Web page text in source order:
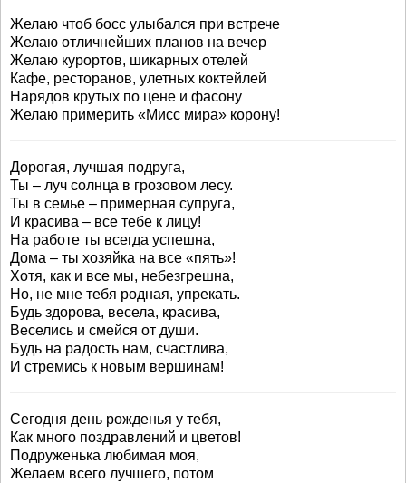
Желаю чтоб босс улыбался при встрече
Желаю отличнейших планов на вечер
Желаю курортов, шикарных отелей
Кафе, ресторанов, улетных коктейлей
Нарядов крутых по цене и фасону
Желаю примерить «Мисс мира» корону!
Дорогая, лучшая подруга,
Ты – луч солнца в грозовом лесу.
Ты в семье – примерная супруга,
И красива – все тебе к лицу!
На работе ты всегда успешна,
Дома – ты хозяйка на все «пять»!
Хотя, как и все мы, небезгрешна,
Но, не мне тебя родная, упрекать.
Будь здорова, весела, красива,
Веселись и смейся от души.
Будь на радость нам, счастлива,
И стремись к новым вершинам!
Сегодня день рожденья у тебя,
Как много поздравлений и цветов!
Подруженька любимая моя,
Желаем всего лучшего, потом